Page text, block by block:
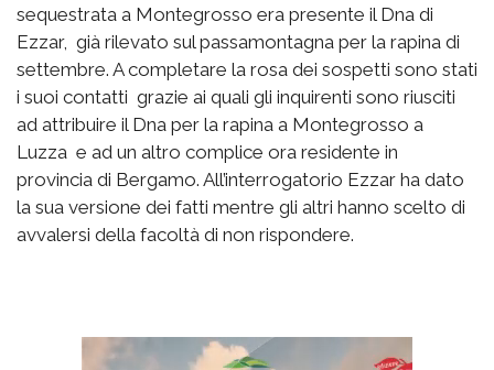
sequestrata a Montegrosso era presente il Dna di
Ezzar, già rilevato sul passamontagna per la rapina di
settembre. A completare la rosa dei sospetti sono stati
i suoi contatti grazie ai quali gli inquirenti sono riusciti
ad attribuire il Dna per la rapina a Montegrosso a
Luzza e ad un altro complice ora residente in
provincia di Bergamo. All’interrogatorio Ezzar ha dato
la sua versione dei fatti mentre gli altri hanno scelto di
avvalersi della facoltà di non rispondere.